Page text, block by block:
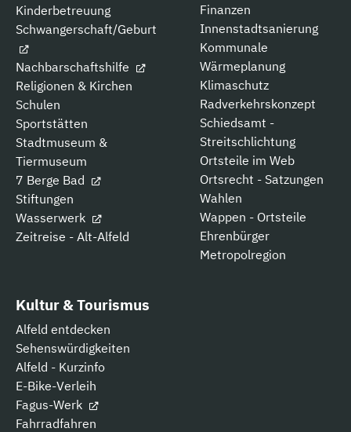
Kinderbetreuung
Schwangerschaft/Geburt
Nachbarschaftshilfe
Religionen & Kirchen
Schulen
Sportstätten
Stadtmuseum &
Tiermuseum
7 Berge Bad
Stiftungen
Wasserwerk
Zeitreise - Alt-Alfeld
Finanzen
Innenstadtsanierung
Kommunale
Wärmeplanung
Klimaschutz
Radverkehrskonzept
Schiedsamt -
Streitschlichtung
Ortsteile im Web
Ortsrecht - Satzungen
Wahlen
Wappen - Ortsteile
Ehrenbürger
Metropolregion
Kultur & Tourismus
Alfeld entdecken
Sehenswürdigkeiten
Alfeld - Kurzinfo
E-Bike-Verleih
Fagus-Werk
Fahrradfahren